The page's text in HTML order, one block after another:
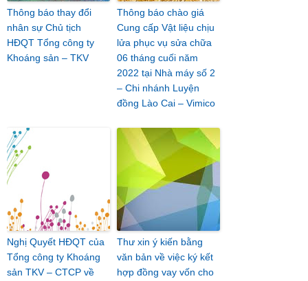
Thông báo thay đổi
nhân sự Chủ tịch
HĐQT Tổng công ty
Khoáng sản – TKV
Thông báo chào giá
Cung cấp Vật liệu chịu
lửa phục vụ sửa chữa
06 tháng cuối năm
2022 tại Nhà máy số 2
– Chi nhánh Luyện
đồng Lào Cai – Vimico
Nghị Quyết HĐQT của
Tổng công ty Khoáng
sản TKV – CTCP về
Thư xin ý kiến bằng
văn bản về việc ký kết
hợp đồng vay vốn cho